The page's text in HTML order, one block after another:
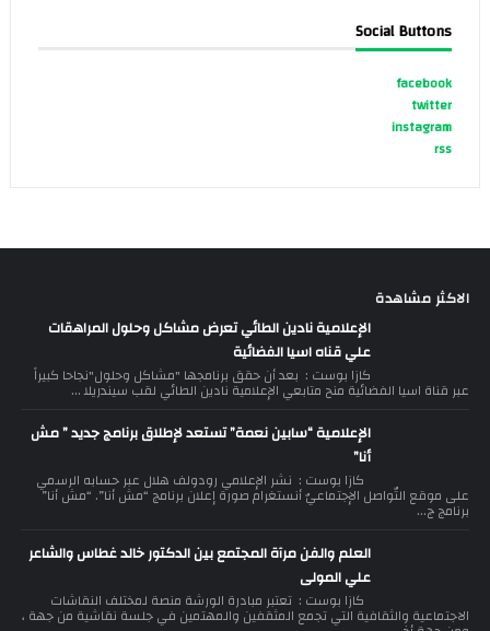
Social Buttons
facebook
twitter
instagram
rss
الاكثر مشاهدة
الإعلامية نادين الطائي تعرض مشاكل وحلول المراهقات
علي قناه اسيا الفضائية
كازا بوست : بعد أن حقق برنامجها "مشاكل وحلول"نجاحا كبيراً
عبر قناة اسيا الفضائية منح متابعي الإعلامية نادين الطائي لقب سيندريلا ...
الإعلامية “سابين نعمة” تستعد لإطلاق برنامج جديد ” مش
أنا”
كازا بوست : نشر الإعلامي رودولف هلال عبر حسابه الرسمي
على موقع التّواصل الإجتماعيّ أنستغرام صورة إعلان برنامج “مش أنا”. “مش أنا”
برنامج ج...
العلم والفن مرآة المجتمع بين الدكتور خالد غطاس والشاعر
علي المولى
كازا بوست : تعتبر مبادرة الورشة منصة لمختلف النقاشات
الاجتماعية والثقافية التي تجمع المثقفين والمهتمين في جلسة نقاشية من جهة ،